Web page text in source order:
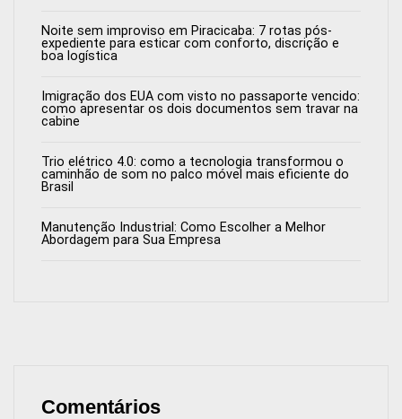
Noite sem improviso em Piracicaba: 7 rotas pós-
expediente para esticar com conforto, discrição e
boa logística
Imigração dos EUA com visto no passaporte vencido:
como apresentar os dois documentos sem travar na
cabine
Trio elétrico 4.0: como a tecnologia transformou o
caminhão de som no palco móvel mais eficiente do
Brasil
Manutenção Industrial: Como Escolher a Melhor
Abordagem para Sua Empresa
Comentários